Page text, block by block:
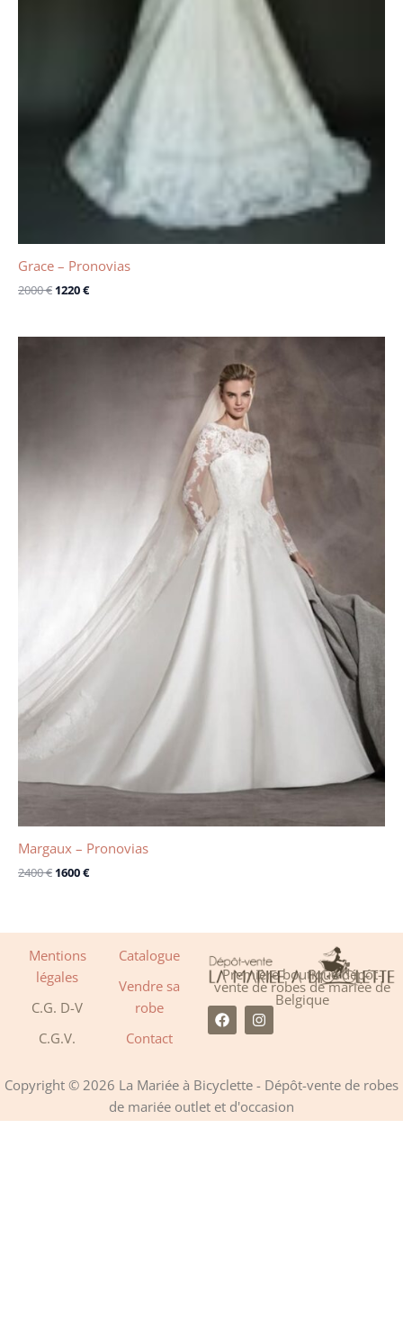
Grace – Pronovias
2000€ 1220€
Margaux – Pronovias
2400€ 1600€
Mentions
légales
C.G. D-V
C.G.V.
Catalogue
Vendre sa
robe
Contact
Première boutique dépôt-
vente de robes de mariée de
Belgique
F
a
c
o
o
k
I
n
s
g
a
m
Copyright © 2026 La Mariée à Bicyclette - Dépôt-vente de robes
de mariée outlet et d'occasion